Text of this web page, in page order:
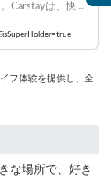
Carstayは、快適
ングカーを提供
ェアリングサー
フ体験を提供し、全
な場所で、好き